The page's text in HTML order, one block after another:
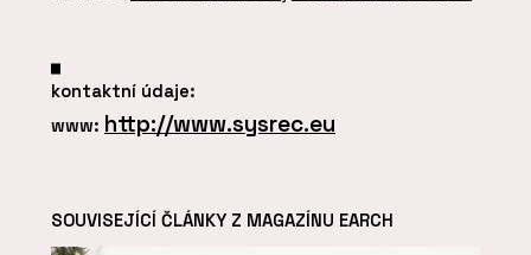
kontaktní údaje:
www: http://www.sysrec.eu
SOUVISEJÍCÍ ČLÁNKY Z MAGAZÍNU EARCH